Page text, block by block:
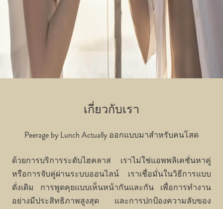
เกี่ยวกับเรา
Peerage by Lunch Actually ออกแบบมาสำหรับคนโสด
ด้วยการบริการระดับไฮคลาส เราไม่ใช่แอพพลิเคชั่นหาคู่
หรือการจับคู่ผ่านระบบออนไลน์ เราเชื่อมั่นในวิธีการแบบ
ดั่งเดิม การพูดคุยแบบเห็นหน้ากันและกัน เพื่อการทำงาน
อย่างมีประสิทธิภาพสูงสุด และการปกป้องความลับของ